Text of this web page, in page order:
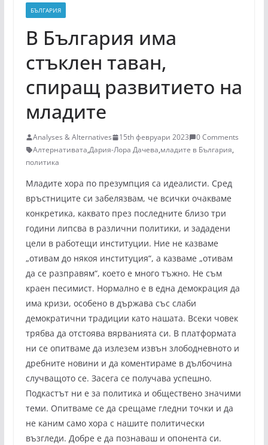
БЪЛГАРИЯ
В България има
стъклен таван,
спиращ развитието на
младите
Analyses & Alternatives 15th февруари 2023
0 Comments
Алтернативата,Дария-Лора Дачева,младите в България,
политика
Младите хора по презумпция са идеалисти. Сред
връстниците си забелязвам, че всички очакваме
конкретика, каквато през последните близо три
години липсва в различни политики, и зададени
цели в работещи институции. Ние не казваме
„отивам до някоя институция“, а казваме „отивам
да се разправям“, което е много тъжно. Не съм
краен песимист. Нормално е в една демокрация да
има кризи, особено в държава със слаби
демократични традиции като нашата. Всеки човек
трябва да отстоява вярванията си. В платформата
ни се опитваме да излезем извън злободневното и
дребните новини и да коментираме в дълбочина
случващото се. Засега се получава успешно.
Подкастът ни е за политика и обществено значими
теми. Опитваме се да срещаме гледни точки и да
не каним само хора с нашите политически
възгледи. Добре е да познаваш и опонента си.